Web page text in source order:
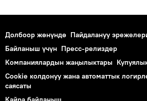
Долбоор жөнүндө Пайдалануу
Байланыш үчүн Пресс-релиздер
Компаниялардын жаңылыктары
Cookie колдонуу жана автоматтык
саясаты